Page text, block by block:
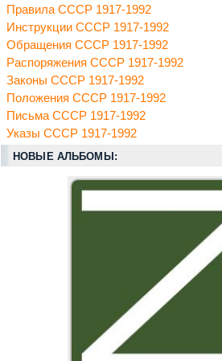
Правила СССР 1917-1992
Инструкции СССР 1917-1992
Обращения СССР 1917-1992
Распоряжения СССР 1917-1992
Законы СССР 1917-1992
Положения СССР 1917-1992
Письма СССР 1917-1992
Указы СССР 1917-1992
НОВЫЕ АЛЬБОМЫ: